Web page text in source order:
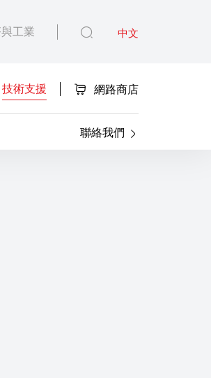
工業 中文
技術支援 網路商店
聯絡我們